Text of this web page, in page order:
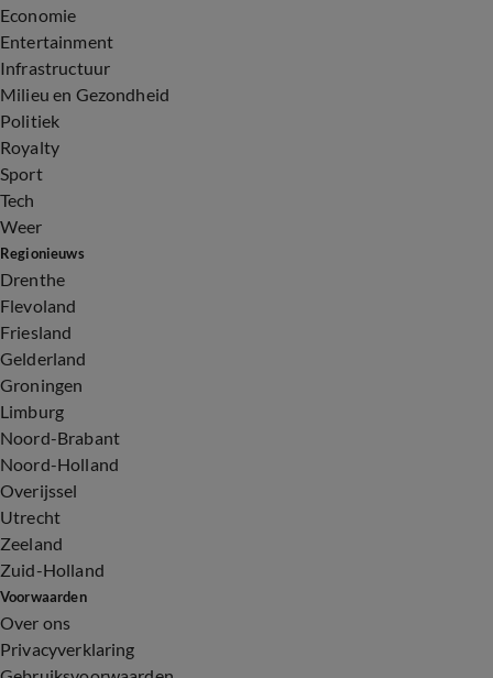
Economie
Entertainment
Infrastructuur
Milieu en Gezondheid
Politiek
Royalty
Sport
Tech
Weer
Regionieuws
Drenthe
Flevoland
Friesland
Gelderland
Groningen
Limburg
Noord-Brabant
Noord-Holland
Overijssel
Utrecht
Zeeland
Zuid-Holland
Voorwaarden
Over ons
Privacyverklaring